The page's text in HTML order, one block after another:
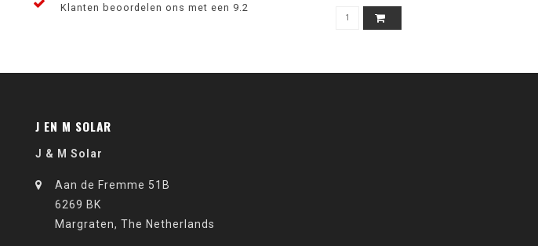
Klanten beoordelen ons met een 9.2
J EN M SOLAR
J & M Solar
Aan de Fremme 51B
6269 BK
Margraten, The Netherlands